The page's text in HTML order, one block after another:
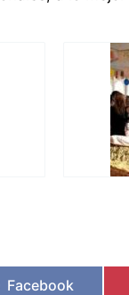
Facebook